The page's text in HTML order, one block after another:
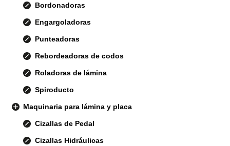
Bordonadoras
Engargoladoras
Punteadoras
Rebordeadoras de codos
Roladoras de lámina
Spiroducto
Maquinaria para lámina y placa
Cizallas de Pedal
Cizallas Hidráulicas